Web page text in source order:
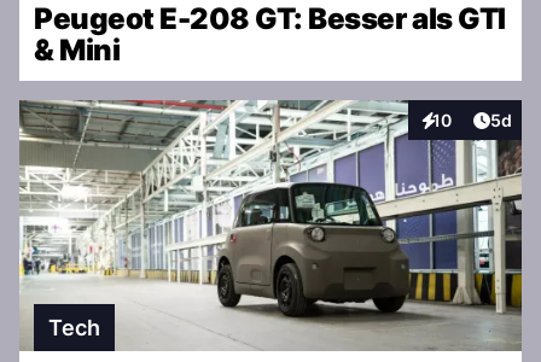
Peugeot E-208 GT: Besser als GTI
& Mini
10
Interaktionen
5d
Tech